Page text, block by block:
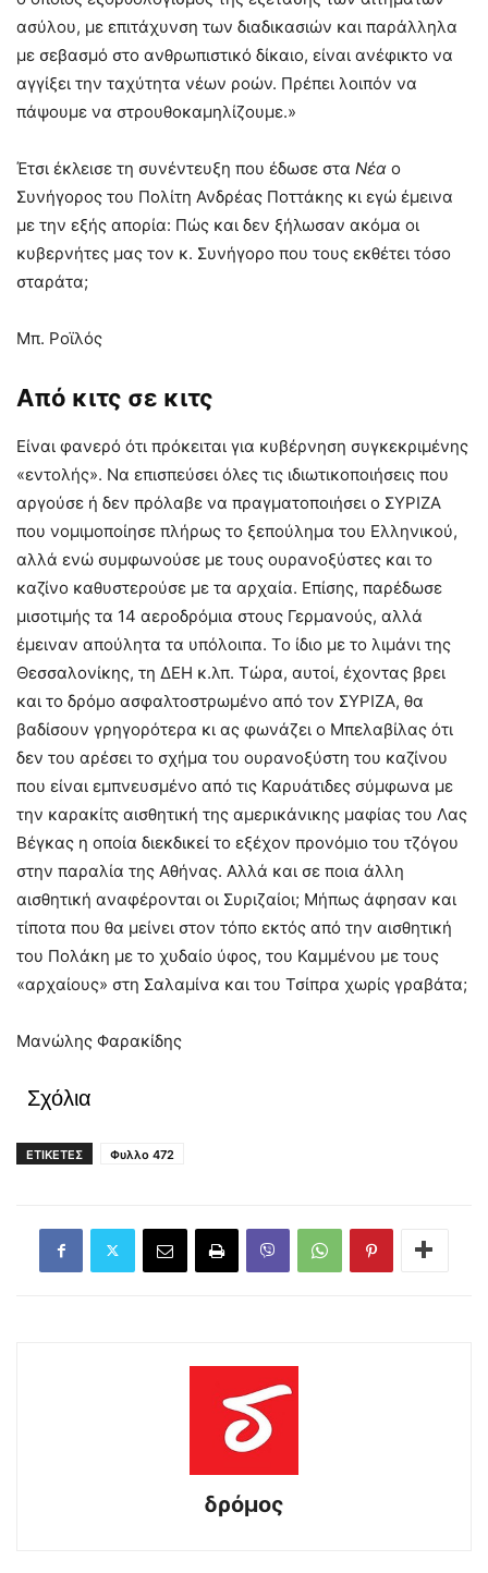
ασύλου, με επιτάχυνση των διαδικασιών και παράλληλα
με σεβασμό στο ανθρωπιστικό δίκαιο, είναι ανέφικτο να
αγγίξει την ταχύτητα νέων ροών. Πρέπει λοιπόν να
πάψουμε να στρουθοκαμηλίζουμε.»
Έτσι έκλεισε τη συνέντευξη που έδωσε στα Νέα ο
Συνήγορος του Πολίτη Ανδρέας Ποττάκης κι εγώ έμεινα
με την εξής απορία: Πώς και δεν ξήλωσαν ακόμα οι
κυβερνήτες μας τον κ. Συνήγορο που τους εκθέτει τόσο
σταράτα;
Μπ. Ροϊλός
Από κιτς σε κιτς
Είναι φανερό ότι πρόκειται για κυβέρνηση συγκεκριμένης
«εντολής». Να επισπεύσει όλες τις ιδιωτικοποιήσεις που
αργούσε ή δεν πρόλαβε να πραγματοποιήσει ο ΣΥΡΙΖΑ
που νομιμοποίησε πλήρως το ξεπούλημα του Ελληνικού,
αλλά ενώ συμφωνούσε με τους ουρανοξύστες και το
καζίνο καθυστερούσε με τα αρχαία. Επίσης, παρέδωσε
μισοτιμής τα 14 αεροδρόμια στους Γερμανούς, αλλά
έμειναν απούλητα τα υπόλοιπα. Το ίδιο με το λιμάνι της
Θεσσαλονίκης, τη ΔΕΗ κ.λπ. Τώρα, αυτοί, έχοντας βρει
και το δρόμο ασφαλτοστρωμένο από τον ΣΥΡΙΖΑ, θα
βαδίσουν γρηγορότερα κι ας φωνάζει ο Μπελαβίλας ότι
δεν του αρέσει το σχήμα του ουρανοξύστη του καζίνου
που είναι εμπνευσμένο από τις Καρυάτιδες σύμφωνα με
την καρακίτς αισθητική της αμερικάνικης μαφίας του Λας
Βέγκας η οποία διεκδικεί το εξέχον προνόμιο του τζόγου
στην παραλία της Αθήνας. Αλλά και σε ποια άλλη
αισθητική αναφέρονται οι Συριζαίοι; Μήπως άφησαν και
τίποτα που θα μείνει στον τόπο εκτός από την αισθητική
του Πολάκη με το χυδαίο ύφος, του Καμμένου με τους
«αρχαίους» στη Σαλαμίνα και του Τσίπρα χωρίς γραβάτα;
Μανώλης Φαρακίδης
Σχόλια
ΕΤΙΚΕΤΕΣ Φυλλο 472
δρόμος